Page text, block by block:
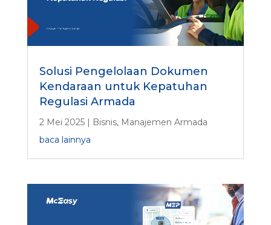
Solusi Pengelolaan Dokumen
Kendaraan untuk Kepatuhan
Regulasi Armada
2 Mei 2025| Bisnis, Manajemen Armada
baca lainnya